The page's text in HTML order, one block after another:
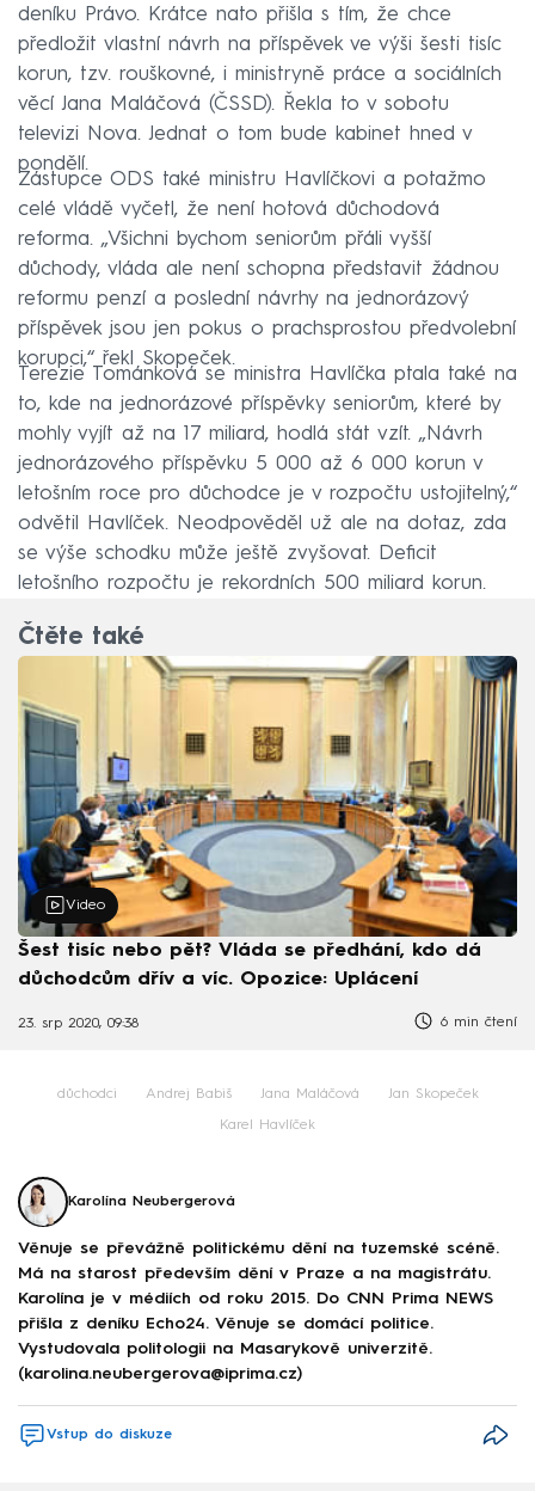
deníku Právo. Krátce nato přišla s tím, že chce
předložit vlastní návrh na příspěvek ve výši šesti tisíc
korun, tzv. rouškovné, i ministryně práce a sociálních
věcí Jana Maláčová (ČSSD). Řekla to v sobotu
televizi Nova. Jednat o tom bude kabinet hned v
pondělí.
Zástupce ODS také ministru Havlíčkovi a potažmo
celé vládě vyčetl, že není hotová důchodová
reforma. „Všichni bychom seniorům přáli vyšší
důchody, vláda ale není schopna představit žádnou
reformu penzí a poslední návrhy na jednorázový
příspěvek jsou jen pokus o prachsprostou předvolební
korupci,“ řekl Skopeček.
Terezie Tománková se ministra Havlíčka ptala také na
to, kde na jednorázové příspěvky seniorům, které by
mohly vyjít až na 17 miliard, hodlá stát vzít. „Návrh
jednorázového příspěvku 5 000 až 6 000 korun v
letošním roce pro důchodce je v rozpočtu ustojitelný,“
odvětil Havlíček. Neodpověděl už ale na dotaz, zda
se výše schodku může ještě zvyšovat. Deficit
letošního rozpočtu je rekordních 500 miliard korun.
Čtěte také
Video
Šest tisíc nebo pět? Vláda se předhání, kdo dá
důchodcům dřív a víc. Opozice: Uplácení
23. srp 2020, 09:38 6 min čtení
důchodci Andrej Babiš Jana Maláčová Jan Skopeček
Karel Havlíček
Karolína Neubergerová
Věnuje se převážně politickému dění na tuzemské scéně.
Má na starost především dění v Praze a na magistrátu.
Karolína je v médiích od roku 2015. Do CNN Prima NEWS
přišla z deníku Echo24. Věnuje se domácí politice.
Vystudovala politologii na Masarykově univerzitě.
(karolina.neubergerova@iprima.cz)
Vstup do diskuze